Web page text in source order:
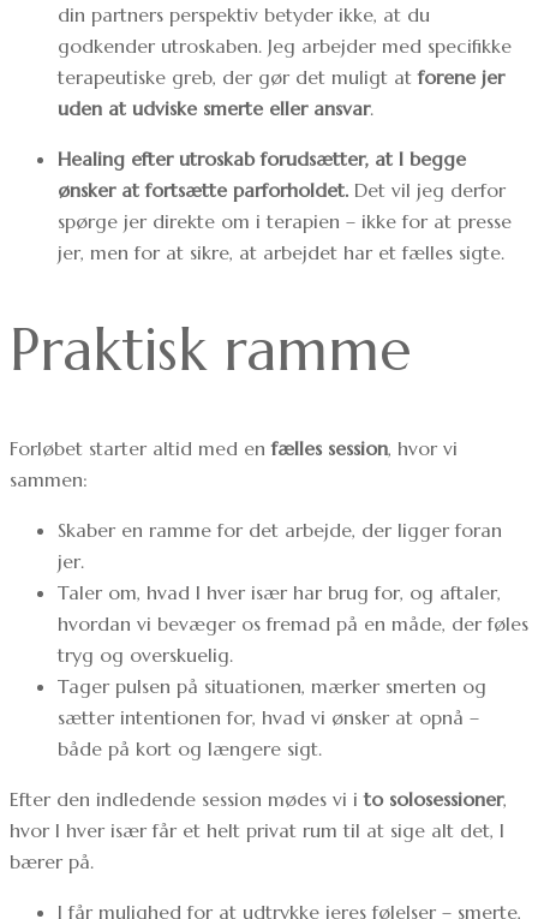
din partners perspektiv betyder ikke, at du
godkender utroskaben. Jeg arbejder med specifikke
terapeutiske greb, der gør det muligt atforene jer
uden at udviske smerte eller ansvar.
Healing efter utroskab forudsætter, at I begge
ønsker at fortsætte parforholdet. Det vil jeg derfor
spørge jer direkte om i terapien – ikke for at presse
jer, men for at sikre, at arbejdet har et fælles sigte.
Praktisk ramme
Forløbet starter altid med enfælles session, hvor vi
sammen:
Skaber en ramme for det arbejde, der ligger foran
jer.
Taler om, hvad I hver især har brug for, og aftaler,
hvordan vi bevæger os fremad på en måde, der føles
tryg og overskuelig.
Tager pulsen på situationen, mærker smerten og
sætter intentionen for, hvad vi ønsker at opnå –
både på kort og længere sigt.
Efter den indledende session mødes vi ito solosessioner,
hvor I hver især får et helt privat rum til at sige alt det, I
bærer på.
I får mulighed for at udtrykke jeres følelser – smerte,